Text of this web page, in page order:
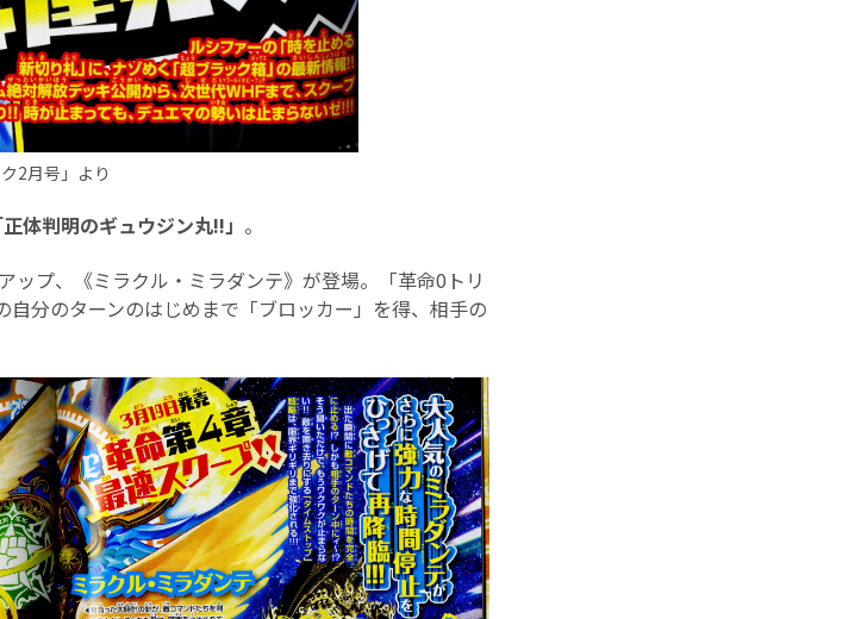
2月号」より
体判明のギュウジン丸!!」 。
ップ、《ミラクル・ミラダンテ》が登場。「革命0トリ
分のターンのはじめまで「ブロッカー」を得、相手の